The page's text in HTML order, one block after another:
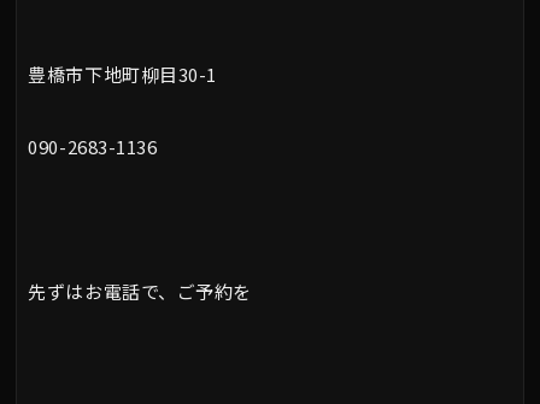
豊橋市下地町柳目30-1
090-2683-1136
先ずはお電話で、ご予約を